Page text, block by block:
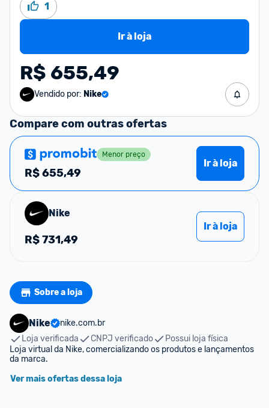
1
Ir à loja
R$ 655,49
Vendido por: Nike
Compare com outras ofertas
Menor preço
R$655,49
Ir à loja
Nike
R$731,49
Ir à loja
Sobre a loja
Nike
nike.com.br
Loja verificada
CNPJ verificado
Possui loja física
Loja virtual da Nike, comercializando os produtos e lançamentos
da marca.
Ver mais ofertas dessa loja